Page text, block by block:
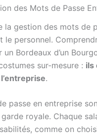
des Mots de Passe
la gestion des mots de
le personnel.
Bordeaux d’un
sur-mesure : ils
.
passe en entreprise
royale. Chaque
comme on